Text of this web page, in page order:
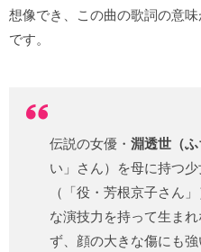
想像でき、この曲の歌詞の意
です。
伝説の女優・ 淵透世（ふ
い」さん）を母に持つ少
（「役・芳根京子さん
な演技力を持って生ま
ず、顔の大きな傷にも